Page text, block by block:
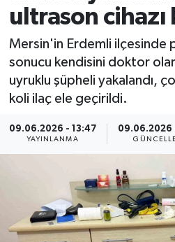
ultrason cihazı
Mersin'in Erdemli ilçesinde
sonucu kendisini doktor
uyruklu şüpheli yakalandı,
koli ilaç ele geçirildi.
09.06.2026 - 13:47
YAYINLANMA
09.06.2026
Advertising news
Canlı Maç
ÇEVRE
Dünya
Haber Arşivi